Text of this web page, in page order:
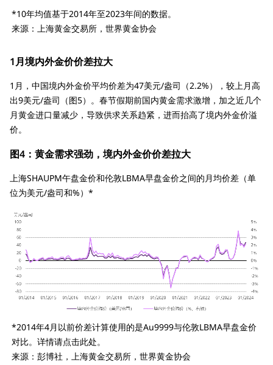
*10年均值基于2014年至2023年间的数据。
来源：上海黄金交易所，世界黄金协会
1月境内外金价价差拉大
1月，中国境内外金价平均价差为47美元/盎司（2.2%），较上月高
出9美元/盎司（图5）。春节假期前国内黄金需求激增，加之近几个
月黄金进口量减少，导致供求关系趋紧，进而抬高了境内外金价溢
价。
图4：黄金需求强劲，境内外金价价差拉大
上海SHAUPM午盘金价和伦敦LBMA早盘金价之间的月均价差（单
位为美元/盎司和%）*
*2014年4月以前价差计算使用的是Au9999与伦敦LBMA早盘金价
对比。详情请点击此处。
来源：彭博社，上海黄金交易所，世界黄金协会